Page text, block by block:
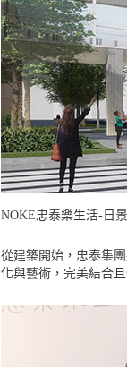
NOKE忠泰樂生活-日
從建築開始，忠泰集
化與藝術，完美結合